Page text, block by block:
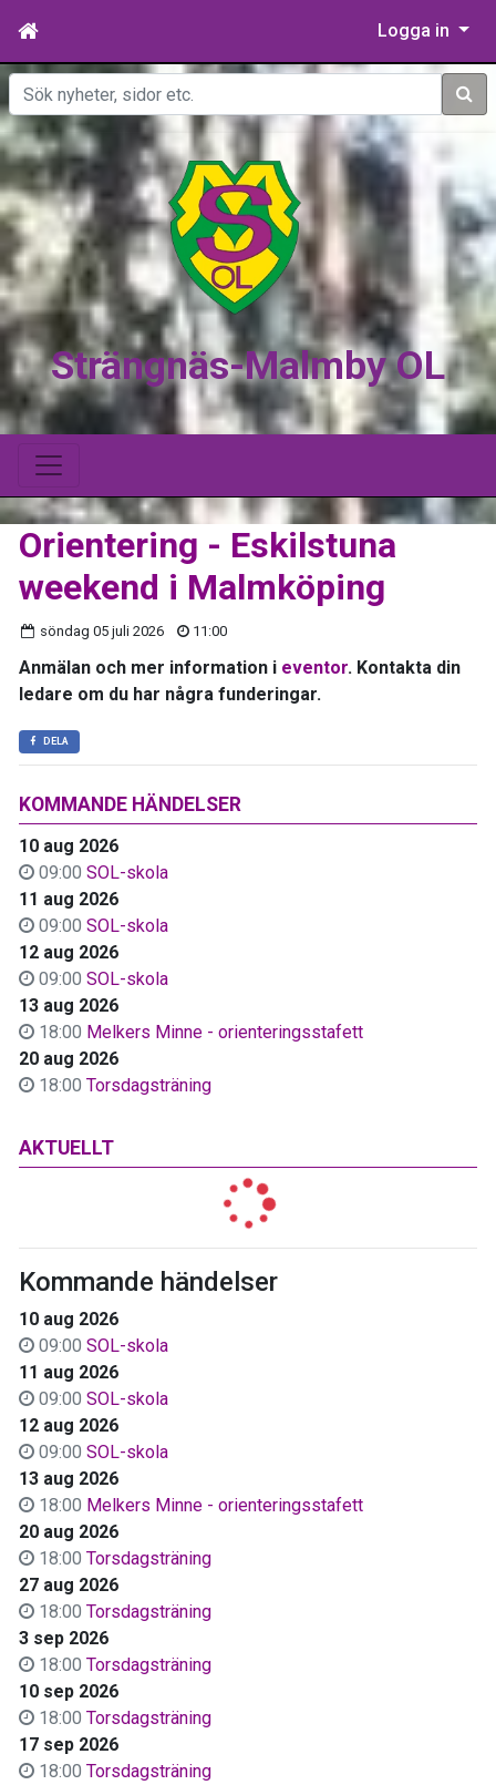
Logga in
Sök
Strängnäs-Malmby OL
KOMMANDE HÄNDELSER
10 aug 2026
09:00 SOL-skola
11 aug 2026
09:00 SOL-skola
12 aug 2026
09:00 SOL-skola
13 aug 2026
18:00 Melkers Minne - orienteringsstafett
20 aug 2026
18:00 Torsdagsträning
AKTUELLT
Kommande händelser
10 aug 2026
09:00 SOL-skola
11 aug 2026
09:00 SOL-skola
12 aug 2026
09:00 SOL-skola
13 aug 2026
18:00 Melkers Minne - orienteringsstafett
20 aug 2026
18:00 Torsdagsträning
27 aug 2026
18:00 Torsdagsträning
3 sep 2026
18:00 Torsdagsträning
10 sep 2026
18:00 Torsdagsträning
17 sep 2026
18:00 Torsdagsträning
Orientering - Eskilstuna
weekend i Malmköping
söndag 05 juli 2026 11:00
Anmälan och mer information i eventor. Kontakta din
ledare om du har några funderingar.
DELA